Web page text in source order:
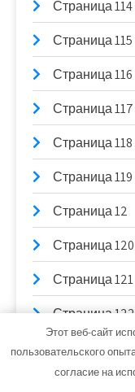
Страница 114
Страница 115
Страница 116
Страница 117
Страница 118
Страница 119
Страница 12
Страница 120
Страница 121
Страница 122
Страница 123
Этот веб-сайт
пользовательского
согласие на